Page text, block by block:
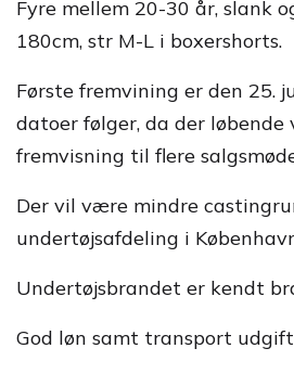
Fyre mellem 20-30 år, slank
180cm, str M-L i boxershorts.
Første fremvining er den 25.
datoer følger, da der
fremvisning til flere
Der vil være mindre
undertøjsafdeling i
Undertøjsbrandet er kendt
God løn samt transport